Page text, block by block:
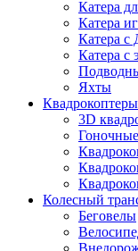
Катера
Катера
Катера
Катера с
Яхты
Квадрокоптеры
3D
Колесный
Беговелы